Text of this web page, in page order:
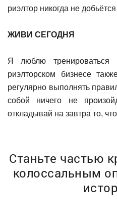
риэлтор никогда не
ЖИВИ СЕГОДНЯ
Я люблю
риэлторском бизнесе
регулярно выполнять
собой ничего не
откладывай на завтра то,
Станьте частью
колоссальным